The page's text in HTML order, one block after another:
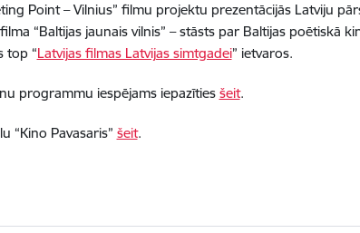
Point – Vilnius” filmu projektu prezentācijās Latviju
“Baltijas jaunais vilnis” – stāsts par Baltijas poētiskā
top “Latvijas filmas Latvijas simtgadei” ietvaros.
programmu iespējams iepazīties šeit.
“Kino Pavasaris” šeit.